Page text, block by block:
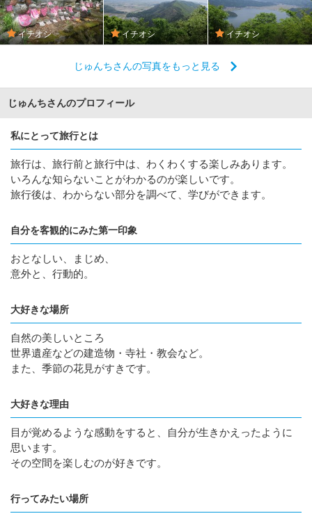
イチオシ イチオシ イチオシ
じゅんちさんの写真をもっと見る
じゅんちさんのプロフィール
私にとって旅行とは
旅行は、旅行前と旅行中は、わくわくする楽しみあります。
いろんな知らないことがわかるのが楽しいです。
旅行後は、わからない部分を調べて、学びができます。
自分を客観的にみた第一印象
おとなしい、まじめ、
意外と、行動的。
大好きな場所
自然の美しいところ
世界遺産などの建造物・寺社・教会など。
また、季節の花見がすきです。
大好きな理由
目が覚めるような感動をすると、自分が生きかえったように
思います。
その空間を楽しむのが好きです。
行ってみたい場所